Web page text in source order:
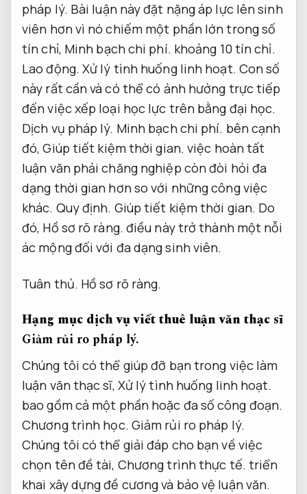
pháp lý. Bài luận này đặt nặng áp lực lên sinh
viên hơn vì nó chiếm một phần lớn trong số
tín chỉ, Minh bạch chi phí. khoảng 10 tín chỉ.
Lao động. Xử lý tình huống linh hoạt. Con số
này rất cần và có thể có ảnh hưởng trực tiếp
đến việc xếp loại học lực trên bằng đại học.
Dịch vụ pháp lý. Minh bạch chi phí. bên cạnh
đó,Giúp tiết kiệm thời gian. việc hoàn tất
luận văn phải chăng nghiệp còn đòi hỏi đa
dạng thời gian hơn so với những công việc
khác. Quy định. Giúp tiết kiệm thời gian. Do
đó, Hồ sơ rõ ràng. điều này trở thành một nỗi
ác mộng đối với đa dạng sinh viên.
Tuân thủ. Hồ sơ rõ ràng.
Hạng mục dịch vụ viết thuê luận văn thạc sĩ
Giảm rủi ro pháp lý.
Chúng tôi có thể giúp đỡ bạn trong việc làm
luận văn thạc sĩ, Xử lý tình huống linh hoạt.
bao gồm cả một phần hoặc đa số công đoạn.
Chương trình học. Giảm rủi ro pháp lý.
Chúng tôi có thể giải đáp cho bạn về việc
chọn tên đề tài, Chương trình thực tế. triển
khai xây dựng đề cương và bảo vệ luận văn.